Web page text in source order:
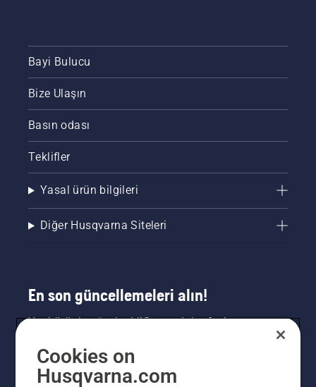
Bayi Bulucu
Bize Ulaşın
Basın odası
Teklifler
Yasal ürün bilgileri
Diğer Husqvarna Siteleri
En son güncellemeleri alın!
Yeni ürünler, özel teklifler ve daha fazlası
buradan kaydolun.
Cookies on
Husqvarna.com